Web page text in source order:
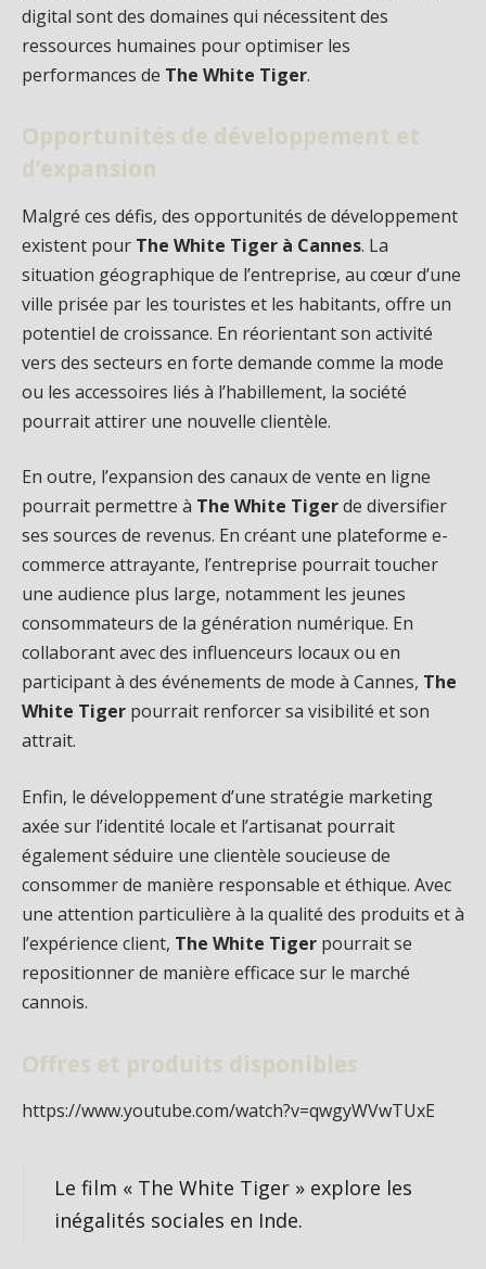
digital sont des domaines qui nécessitent des
ressources humaines pour optimiser les
performances de The White Tiger.
Opportunités de développement et
d’expansion
Malgré ces défis, des opportunités de développement
existent pour The White Tiger à Cannes. La
situation géographique de l’entreprise, au cœur d’une
ville prisée par les touristes et les habitants, offre un
potentiel de croissance. En réorientant son activité
vers des secteurs en forte demande comme la mode
ou les accessoires liés à l’habillement, la société
pourrait attirer une nouvelle clientèle.
En outre, l’expansion des canaux de vente en ligne
pourrait permettre à The White Tigerde diversifier
ses sources de revenus. En créant une plateforme e-
commerce attrayante, l’entreprise pourrait toucher
une audience plus large, notamment les jeunes
consommateurs de la génération numérique. En
collaborant avec des influenceurs locaux ou en
participant à des événements de mode à Cannes, The
White Tiger pourrait renforcer sa visibilité et son
attrait.
Enfin, le développement d’une stratégie marketing
axée sur l’identité locale et l’artisanat pourrait
également séduire une clientèle soucieuse de
consommer de manière responsable et éthique. Avec
une attention particulière à la qualité des produits et à
l’expérience client, The White Tiger pourrait se
repositionner de manière efficace sur le marché
cannois.
Offres et produits disponibles
https://www.youtube.com/watch?v=qwgyWVwTUxE
Le film « The White Tiger » explore les
inégalités sociales en Inde.